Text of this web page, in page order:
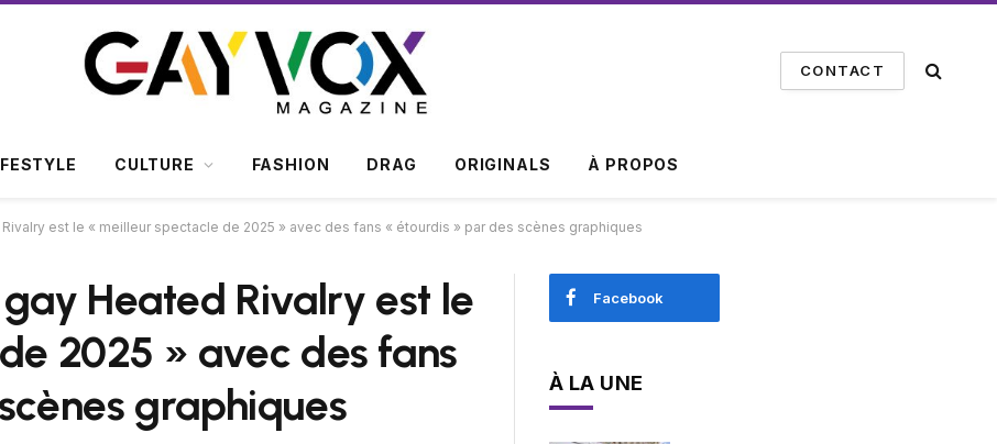
CONTACT
CULTURE FASHION DRAG ORIGINALS À PROPOS
est le « meilleur spectacle de 2025 » avec des fans « étourdis » par des scènes graphiques
Heated Rivalry est le
2025 » avec des fans
graphiques
Facebook
À LA UNE